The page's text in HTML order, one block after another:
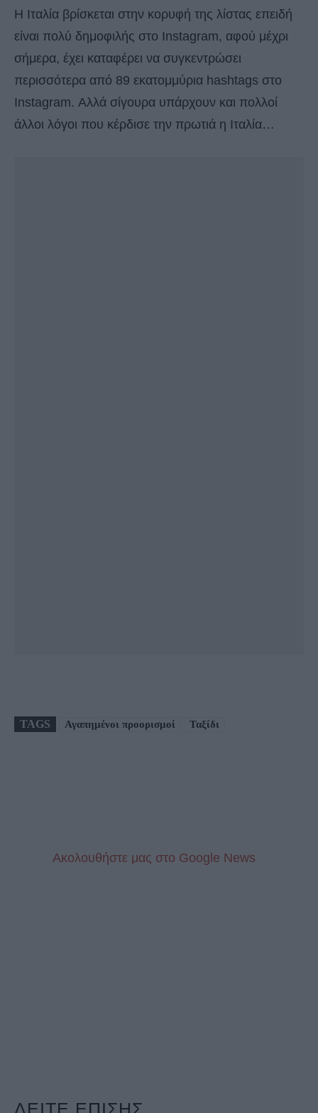
Η Ιταλία βρίσκεται στην κορυφή της λίστας επειδή
είναι πολύ δημοφιλής στο Instagram, αφού μέχρι
σήμερα, έχει καταφέρει να συγκεντρώσει
περισσότερα από 89 εκατομμύρια hashtags στο
Instagram. Αλλά σίγουρα υπάρχουν και πολλοί
άλλοι λόγοι που κέρδισε την πρωτιά η Ιταλία…
TAGS Αγαπημένοι προορισμοί Ταξίδι
Aκολουθήστε μας στo Google News
ΔΕΙΤΕ ΕΠΙΣΗΣ